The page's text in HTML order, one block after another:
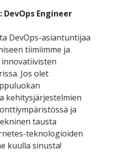
Engineer
DevOps-asiantuntijaa
tiimiimme ja
Jos olet
kehitysjärjestelmien
ja
tausta
teknologioiden
kuulla sinusta!